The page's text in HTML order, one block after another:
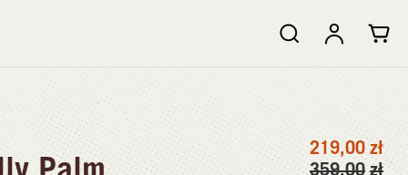
219,00 zł
359,00 zł